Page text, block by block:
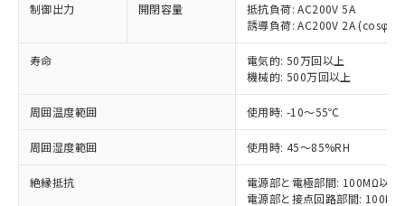
制御出力 開閉容量
抵抗負荷: AC200V 5A
誘導負荷: AC200V 2A
寿命
電気的: 50万回以上
機械的: 500万回以上
周囲温度範囲 使用時: -10～55℃
周囲湿度範囲 使用時: 45～85%RH
絶縁抵抗
電源部と電極部間: 100MΩ以
電源部と接点回路部間:
本サービスは、当社制御機器事業取扱
商品の当社在庫状況および標準価格
(税抜)を提供させていただくもので
当社制御機器事業取扱商品の中には、
本サービスの対象外となる商品もある
ことをご了承ください。
在庫状況および標準価格照会結果は、
記載している更新日時点での社内デー
タに基づき作成されるものであり、閲
調査・確認中：EU RoHS指令（10物質）の
非含有の対応状況を調査中または確認中の
非該当品：ライセンス料など無形物で、有
仕入先様の事情により、非含有部品として
いたものが、含有品と判明した場合などや
むを得ず変更することがあります。
*EU RoHS指令（10物質）：
鉛(Pb) 1000ppm以下、 水銀(Hg) 1000ppm以下、 カド
「○」：最大均質材料含有率が中国RoHSの
基準値以下であることを示します。
「×」：最大均質材料含有率が中国RoHSの
「－」：未確認です。当社販売部門へお問
*中国RoHS10物質の基準値 (GB/T26572)：
当社は、これら貴社製品のうち、外国
為替および外国貿易法に定める商品
（以下｢規制貨物等」という）を輸出
または国外への提供する場合は、日本